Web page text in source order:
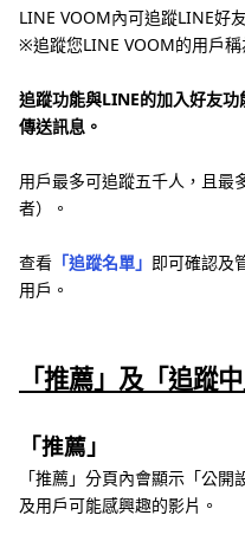
LINE VOOM內可追蹤LINE好
※追蹤您LINE VOOM的用戶稱
追蹤功能與LINE的加入好友
傳送訊息。
用戶最多可追蹤五千人，且最
者）。
查看 「追蹤名單」 即可確認及
用戶。
「推薦」及「追蹤
「推薦」
「推薦」分頁內會顯示「公開
及用戶可能感興趣的影片。